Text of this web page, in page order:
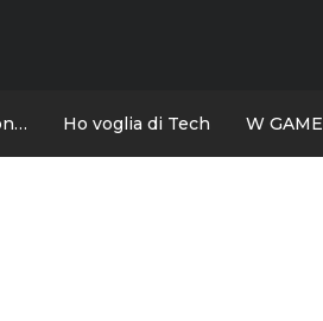
Ho voglia di Tech W GAME